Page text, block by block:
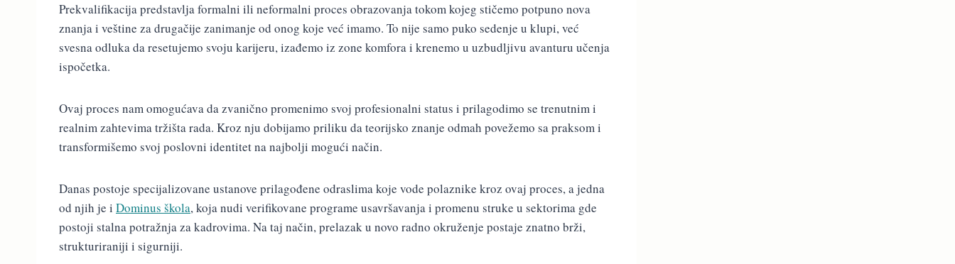
Prekvalifikacija predstavlja formalni ili neformalni proces obrazovanja tokom kojeg stičemo potpuno nova
znanja i veštine za drugačije zanimanje od onog koje već imamo. To nije samo puko sedenje u klupi, već
svesna odluka da resetujemo svoju karijeru, izađemo iz zone komfora i krenemo u uzbudljivu avanturu učenja
ispočetka.
Ovaj proces nam omogućava da zvanično promenimo svoj profesionalni status i prilagodimo se trenutnim i
realnim zahtevima tržišta rada. Kroz nju dobijamo priliku da teorijsko znanje odmah povežemo sa praksom i
transformišemo svoj poslovni identitet na najbolji mogući način.
Danas postoje specijalizovane ustanove prilagođene odraslima koje vode polaznike kroz ovaj proces, a jedna
od njih je i Dominus škola, koja nudi verifikovane programe usavršavanja i promenu struke u sektorima gde
postoji stalna potražnja za kadrovima. Na taj način, prelazak u novo radno okruženje postaje znatno brži,
strukturiraniji i sigurniji.